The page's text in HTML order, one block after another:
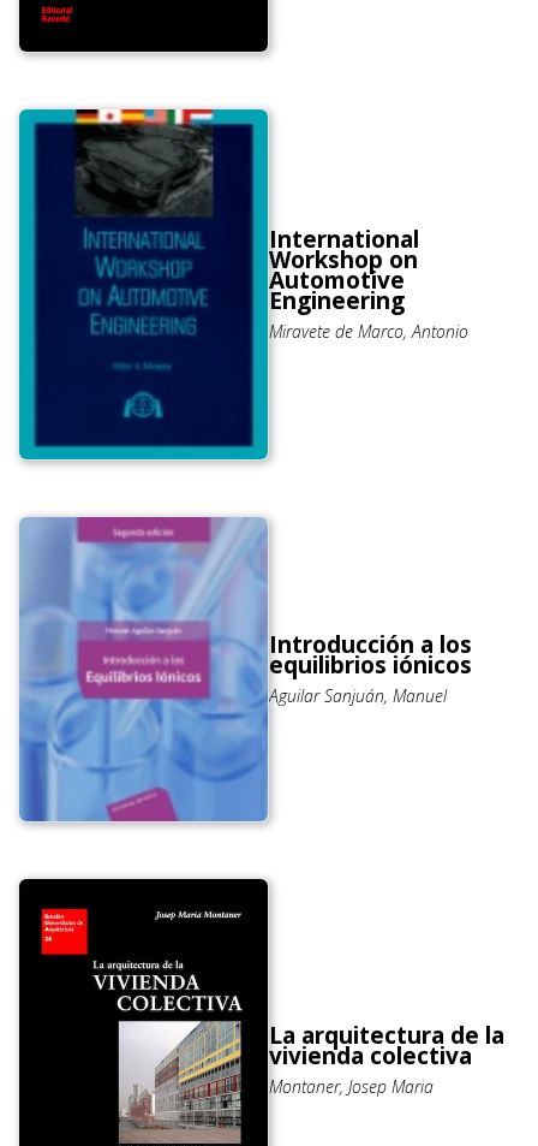
International
Workshop on
Automotive
Engineering
Miravete de Marco, Antonio
Introducción a los
equilibrios iónicos
Aguilar Sanjuán, Manuel
La arquitectura de la
vivienda colectiva
Montaner, Josep Maria